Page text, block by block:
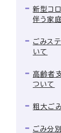
新型コ
伴う家
ごみス
いて
高齢者
ついて
粗大ご
ごみ分